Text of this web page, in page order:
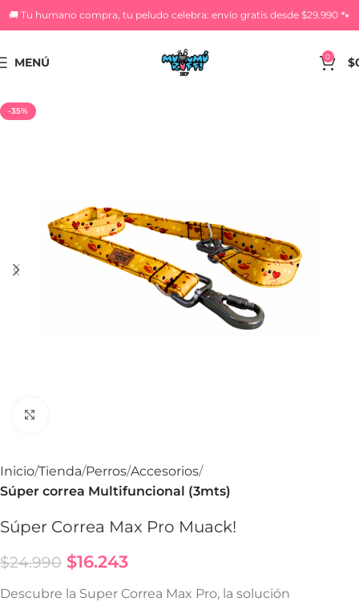
🚚 Tu humano compra, tu peludo celebra: envío gratis desde $29.990 🐾
MENÚ 0 $
-35%
Inicio Tienda Perros Accesorios
Súper correa Multifuncional (3mts)
Súper Correa Max Pro Muack!
$24.990 $16.243
Descubre la Super Correa Max Pro, la solución